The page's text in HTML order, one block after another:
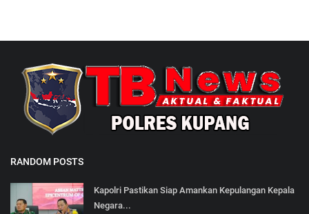
RANDOM POSTS
Kapolri Pastikan Siap Amankan Kepulangan Kepala
Negara...